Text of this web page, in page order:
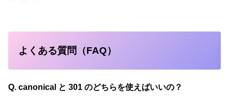
よくある質問（FAQ）
Q. canonical と 301 のどちらを使えばいいの？